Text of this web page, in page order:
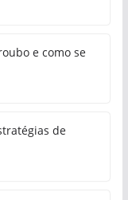
e como se
de